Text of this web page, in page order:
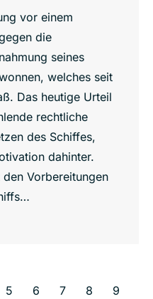
vor einem
die
seines
welches seit
Das heutige Urteil
rechtliche
des Schiffes,
dahinter.
Vorbereitungen
5 6 7 8
9